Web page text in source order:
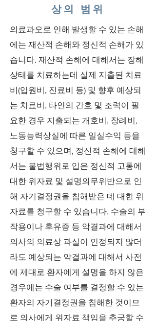
상의 범위
의료과오로 인해 발생할 수 있는 손해
에는 재산적 손해와 정신적 손해가 있
습니다. 재산적 손해에 대해서는 장해
상태를 치료하는데 실제 지출된 치료
비(입원비, 진료비 등) 및 향후 예상되
는 치료비, 타인의 간호 및 조력이 필
요한 경우 지출되는 개호비, 장례비,
노동능력상실에 따른 일실수익 등을
청구할 수 있으며, 정신적 손해에 대해
서는 불법행위로 입은 정신적 고통에
대한 위자료 및 설명의무위반으로 인
해 자기결정권을 침해받은 데 대한 위
자료를 청구할 수 있습니다. 수술의 부
작용이나 후유증 등 악결과에 대해서
의사의 의료상 과실이 인정되지 않더
라도 예상되는 악결과에 대해서 사전
에 제대로 환자에게 설명을 하지 않은
경우에는 수술 여부를 결정할 수 있는
환자의 자기결정권을 침해한 것이므
로 의사에게 위자료 책임을 추궁할 수